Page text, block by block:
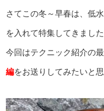
さてこの冬～早春は、低
を入れて特集してきました
今回はテクニック紹介の
編をお送りしてみたいと思